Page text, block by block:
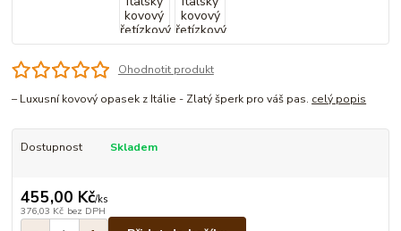
Ohodnotit produkt
– Luxusní kovový opasek z Itálie - Zlatý šperk pro váš pas. celý popis
Dostupnost Skladem
455,00 Kč/ks
376,03 Kč bez DPH